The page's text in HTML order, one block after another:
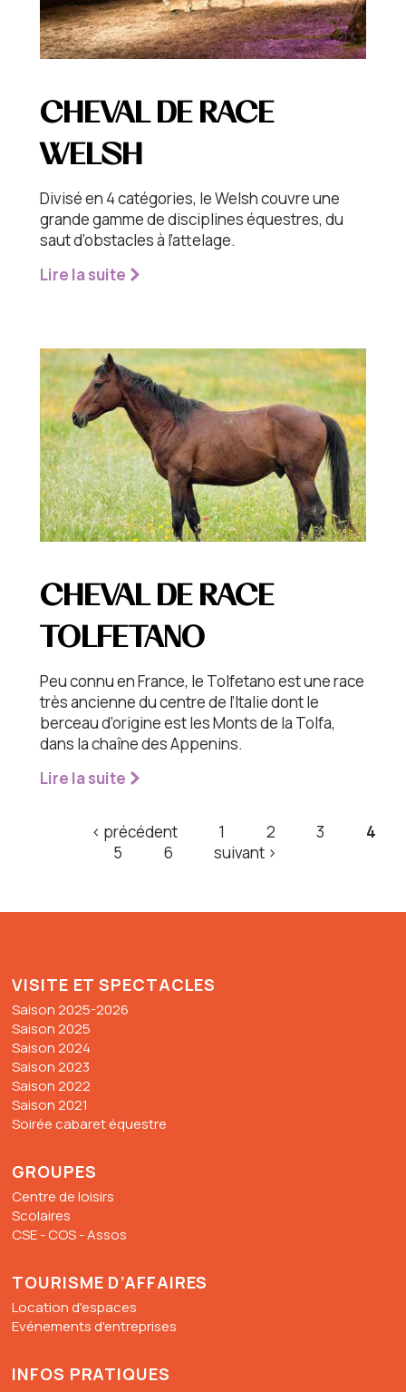
CHEVAL DE RACE
WELSH
Divisé en 4 catégories, le Welsh couvre une
grande gamme de disciplines équestres, du
saut d’obstacles à l’attelage.
Lire la suite
CHEVAL DE RACE
TOLFETANO
Peu connu en France, le Tolfetano est une race
très ancienne du centre de l’Italie dont le
berceau d’origine est les Monts de la Tolfa,
dans la chaîne des Appenins.
Lire la suite
PAGES‹ précédent 1 2 3
4
5
6 suivant ›
VISITE ET SPECTACLES
Saison 2025-2026
Saison 2025
Saison 2024
Saison 2023
Saison 2022
Saison 2021
Soirée cabaret équestre
GROUPES
Centre de loisirs
Scolaires
CSE - COS - Assos
TOURISME D’AFFAIRES
Location d'espaces
Evénements d'entreprises
INFOS PRATIQUES